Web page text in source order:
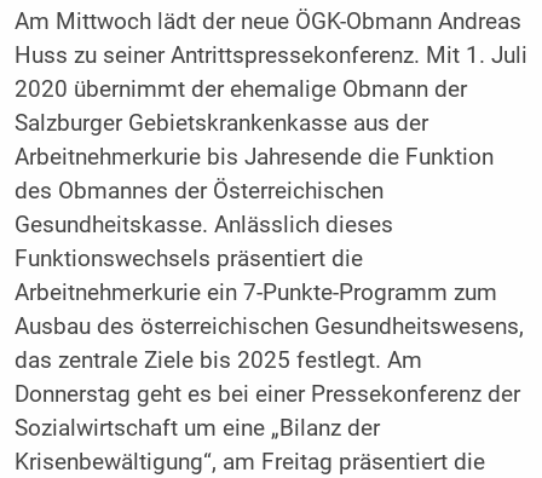
Am Mittwoch lädt der neue ÖGK-Obmann Andreas
Huss zu seiner Antrittspressekonferenz. Mit 1. Juli
2020 übernimmt der ehemalige Obmann der
Salzburger Gebietskrankenkasse aus der
Arbeitnehmerkurie bis Jahresende die Funktion
des Obmannes der Österreichischen
Gesundheitskasse. Anlässlich dieses
Funktionswechsels präsentiert die
Arbeitnehmerkurie ein 7-Punkte-Programm zum
Ausbau des österreichischen Gesundheitswesens,
das zentrale Ziele bis 2025 festlegt. Am
Donnerstag geht es bei einer Pressekonferenz der
Sozialwirtschaft um eine „Bilanz der
Krisenbewältigung“, am Freitag präsentiert die